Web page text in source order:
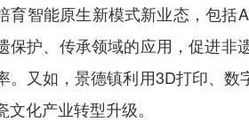
育智能原生新模式新业态，包
保护、传承领域的应用，促进非
。又如，景德镇利用3D打印、
化产业转型升级。